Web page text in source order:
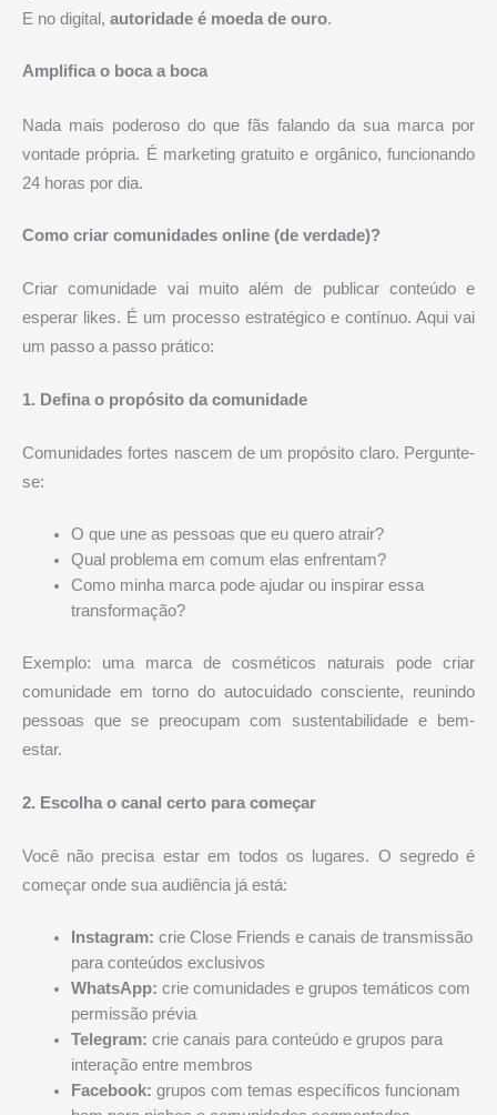
E no digital, autoridade é moeda de ouro.
Amplifica o boca a boca
Nada mais poderoso do que fãs falando da sua marca por
vontade própria. É marketing gratuito e orgânico, funcionando
24 horas por dia.
Como criar comunidades online (de verdade)?
Criar comunidade vai muito além de publicar conteúdo e
esperar likes. É um processo estratégico e contínuo. Aqui vai
um passo a passo prático:
1. Defina o propósito da comunidade
Comunidades fortes nascem de um propósito claro. Pergunte-
se:
O que une as pessoas que eu quero atrair?
Qual problema em comum elas enfrentam?
Como minha marca pode ajudar ou inspirar essa
transformação?
Exemplo: uma marca de cosméticos naturais pode criar
comunidade em torno do autocuidado consciente, reunindo
pessoas que se preocupam com sustentabilidade e bem-
estar.
2. Escolha o canal certo para começar
Você não precisa estar em todos os lugares. O segredo é
começar onde sua audiência já está:
Instagram: crie Close Friends e canais de transmissão
para conteúdos exclusivos
WhatsApp: crie comunidades e grupos temáticos com
permissão prévia
Telegram: crie canais para conteúdo e grupos para
interação entre membros
Facebook: grupos com temas específicos funcionam